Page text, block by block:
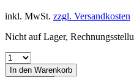
inkl. MwSt. zzgl. Versandkosten
Nicht auf Lager,
In den Warenkorb